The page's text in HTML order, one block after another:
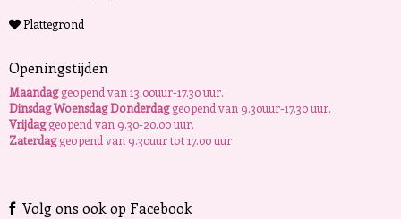
Plattegrond
Openingstijden
Maandaggeopend van 13.00uur-17.30 uur.
Dinsdag Woensdag Donderdaggeopend van 9.30uur-17.30 uur.
Vrijdaggeopend van 9.30-20.00 uur.
Zaterdaggeopend van 9.30uur tot 17.00 uur
Volg ons ook op Facebook